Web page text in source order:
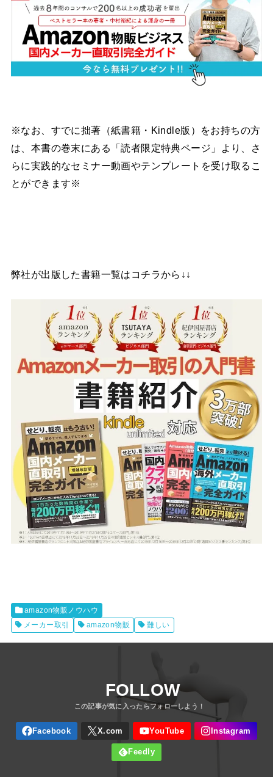
※なお、すでに拙著（紙書籍・Kindle版）をお持ちの方
は、本書の巻末にある「読者限定特典ページ」より、さ
らに実践的なセミナー動画やテンプレートを受け取るこ
とができます※
弊社が出版した書籍一覧はコチラから↓↓
amazon物販ノウハウ
メーカー取引
amazon物販 難しい
FOLLOW